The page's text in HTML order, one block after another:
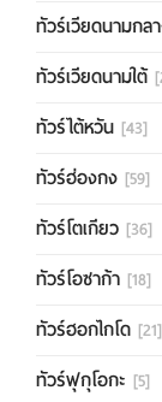
ทัวร์เวียดนามกล
ทัวร์เวียดนามใต้
ทัวร์ไต้หวัน [43]
ทัวร์ฮ่องกง [59]
ทัวร์โตเกียว [36]
ทัวร์โอซาก้า [18]
ทัวร์ฮอกไกโด [21]
ทัวร์ฟุกุโอกะ [5]